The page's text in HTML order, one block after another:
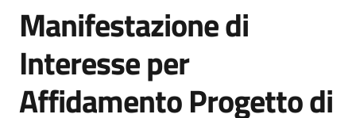
Manifestazione di
Interesse per
Affidamento Progetto di